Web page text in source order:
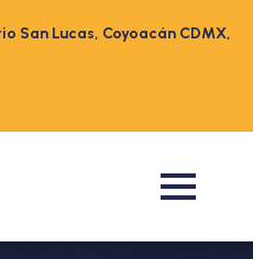
San Lucas, Coyoacán CDMX,